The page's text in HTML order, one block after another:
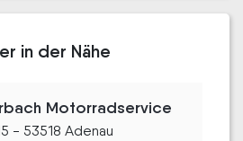
in der Nähe
Motorradservice
- 53518 Adenau